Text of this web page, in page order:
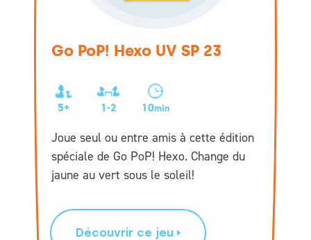
Go PoP! Hexo UV SP 23
5+ 1-2 10min
Joue seul ou entre amis à cette édition
spéciale de Go PoP! Hexo. Change du
jaune au vert sous le soleil!
Découvrir ce jeu